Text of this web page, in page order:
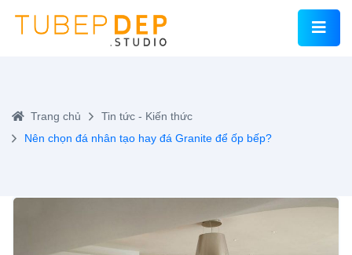
Trang chủ
Tin tức - Kiến thức
Nên chọn đá nhân tạo hay đá Granite để ốp bếp?